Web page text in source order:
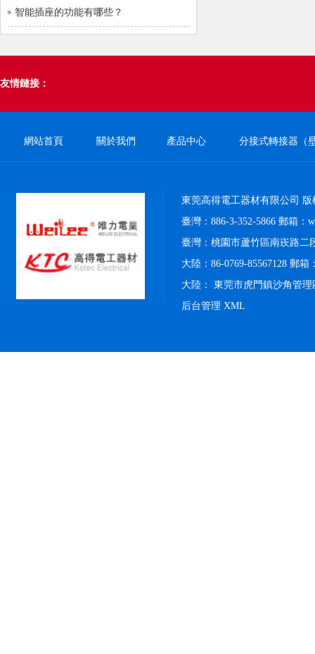
智能插座的功能有哪些？
友情鏈接：
網站首頁 關於我們 產品中心 分接式轉接器（
東莞高得電工器材有限公司
臺灣：886-3-352-5866 郵箱：
臺灣：桃園市蘆竹區南崁路二
大陸：86-0769-85567128 郵箱
大陸： 東莞市虎門鎮沙角管理
后台管理 XML